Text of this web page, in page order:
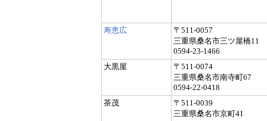
寿恵広
〒511-0057
三重県桑名市三ツ屋橋11
0594-23-1466
大黒屋
〒511-0074
三重県桑名市南寺町67
0594-22-0418
茶茂
〒511-0039
三重県桑名市京町41